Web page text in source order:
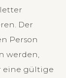
Der
Person
werden,
eine gültige